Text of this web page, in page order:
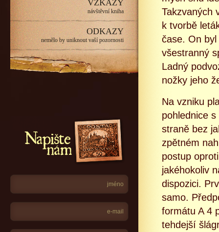
VZKAZY
návštěvní kniha
ODKAZY
nemělo by uniknout vaší pozornosti
Takzvaných
k tvorbě
čase. On
všestranný
Ladný
nožky jeho
Na vzniku
pohlednice
straně bez
zpětném
postup
jakéhokoliv
dispozici.
samo.
formátu A 4
tehdejší